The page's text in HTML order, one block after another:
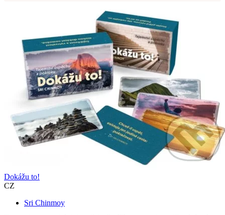
Dokážu to!
CZ
Sri Chinmoy